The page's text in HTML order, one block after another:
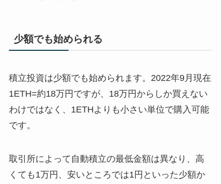
少額でも始められる
積立投資は少額でも始められます。2022年9月現在
1ETH=約18万円ですが、18万円からしか買えない
わけではなく、1ETHよりも小さい単位で購入可能
です。
取引所によって自動積立の最低金額は異なり、高
くても1万円、安いところでは1円といった少額か